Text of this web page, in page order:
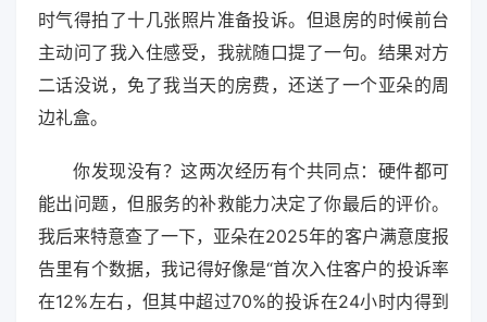
时气得拍了十几张照片准备投诉。但退房的时候前台
主动问了我入住感受，我就随口提了一句。结果对方
二话没说，免了我当天的房费，还送了一个亚朵的周
边礼盒。
你发现没有？这两次经历有个共同点：硬件都可
能出问题，但服务的补救能力决定了你最后的评价。
我后来特意查了一下，亚朵在2025年的客户满意度报
告里有个数据，我记得好像是“首次入住客户的投诉率
在12%左右，但其中超过70%的投诉在24小时内得到